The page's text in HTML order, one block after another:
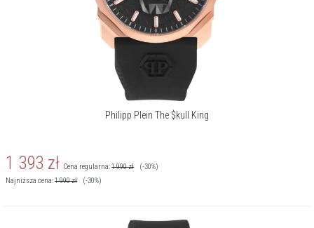
Philipp Plein The $kull King
1 393 zł Cena regularna:1 990zł
(-30%)
Najniższa cena:1 990zł (-30%)